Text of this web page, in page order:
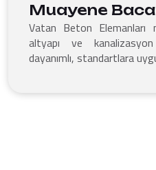
Muayene
Vatan Beton Elemanları
altyapı ve
dayanımlı, standartlara